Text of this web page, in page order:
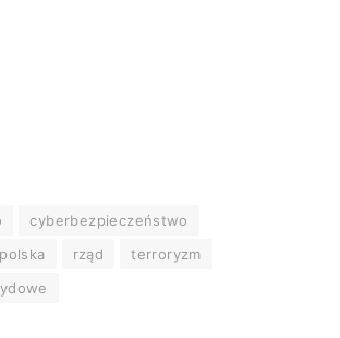
cyberbezpieczeństwo
polska rząd
terroryzm